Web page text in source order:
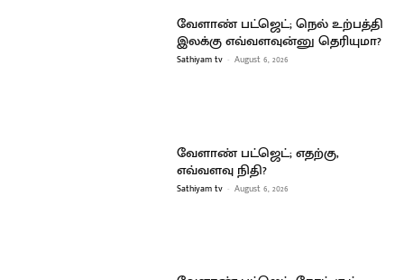
வேளாண் பட்ஜெட்; நெல் உற்பத்தி
இலக்கு எவ்வளவுன்னு தெரியுமா?
Sathiyam tv - August 6, 2026
வேளாண் பட்ஜெட்; எதற்கு,
எவ்வளவு நிதி?
Sathiyam tv - August 6, 2026